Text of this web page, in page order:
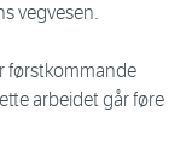
vegvesen.
førstkommande
arbeidet går føre